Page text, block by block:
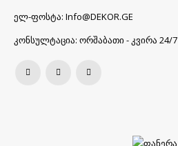
ელ-ფოსტა: Info@DEKOR.GE
კონსულტაცია: ორშაბათი - კვირა 24/7